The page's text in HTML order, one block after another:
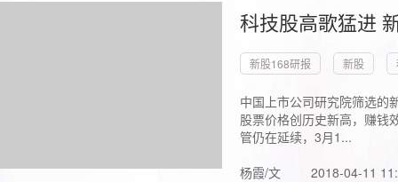
科技股高歌猛进
新股168研报 新股
中国上市公司研究院筛选的
股票价格创历史新高，赚钱
管仍在延续，3月1...
杨霞/文
2018-04-11